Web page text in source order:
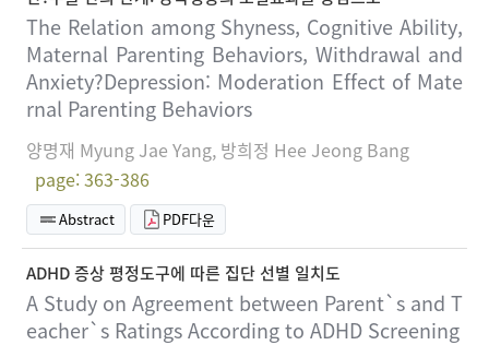
The Relation among Shyness, Cognitive Ability,
Maternal Parenting Behaviors, Withdrawal and
Anxiety?Depression: Moderation Effect of Mate
rnal Parenting Behaviors
양명재 Myung Jae Yang, 방희정 Hee Jeong Bang
page: 363-386
Abstract PDF다운
ADHD 증상 평정도구에 따른 집단 선별 일치도
A Study on Agreement between Parent`s and T
eacher`s Ratings According to ADHD Screening